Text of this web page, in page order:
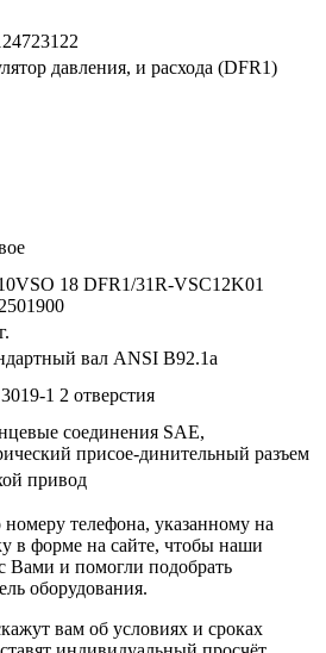
давления, и расхода (DFR1)
18 DFR1/31R-VSC12K01
вал ANSI B92.1a
1 2 отверстия
соединения SAE,
присое-динительный разъем
привод
номеру телефона, указанному на
в форме на сайте, чтобы наши
Вами и помогли подобрать
оборудования.
вам об условиях и сроках